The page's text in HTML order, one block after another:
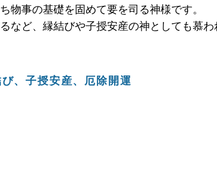
物事の基礎を固めて要を司る神様です。
など、縁結びや子授安産の神としても慕わ
、子授安産、厄除開運